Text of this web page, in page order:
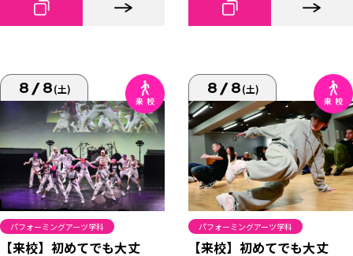
8/8(土)
パフォーミングアーツ学科
【来校】初めてでも大丈
8/8(土)
パフォーミングアーツ学科
【来校】初めてでも大丈